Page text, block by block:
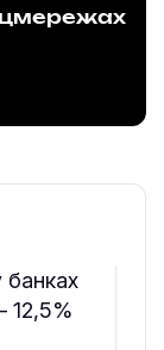
банках
12,5%